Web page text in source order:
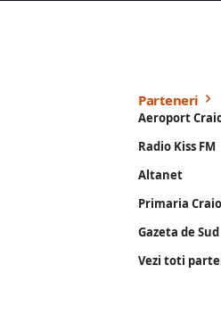
Parteneri
Aeroport
Radio Kiss FM
Altanet
Primaria
Gazeta de Sud
Vezi toti